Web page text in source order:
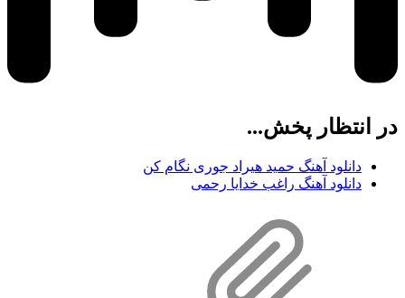
در انتظار پخش...
دانلود آهنگ حمید هیراد جوری نگام کن
دانلود آهنگ راغب خدایا رحمی